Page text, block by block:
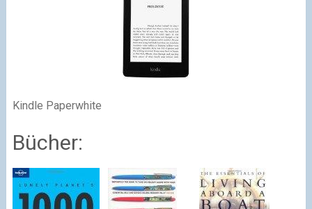
Kindle Paperwhite
Bücher: